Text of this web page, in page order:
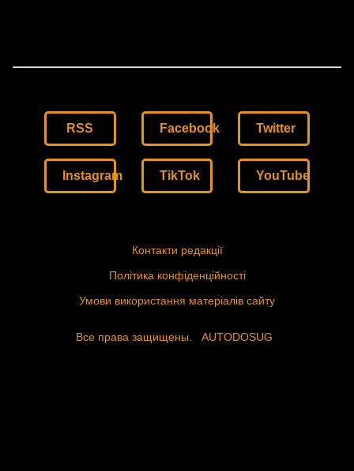
RSS Facebook Twitter
Instagram TikTok YouTube
Контакти редакції
Політика конфіденційності
Умови використання матеріалів сайту
Все права защищены. AUTODOSUG